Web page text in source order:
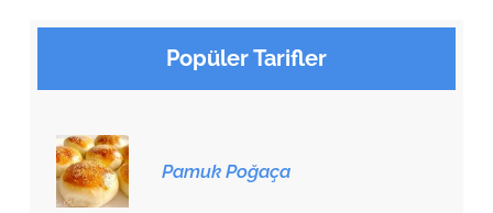
Popüler Tarifler
Pamuk Poğaça